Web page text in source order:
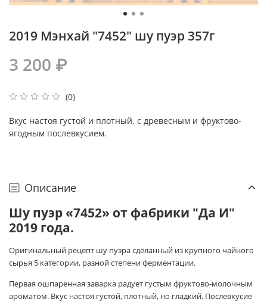
2019 Мэнхай "7452" шу пуэр 357г
(0)
3 200 ₽
Вкус настоя густой и плотный, с древесным и фруктово-
ягодным послевкусием.
Описание
Шу пуэр «7452» от фабрики "Да И"
2019 года.
Оригинальный рецепт шу пуэра сделанный из крупного чайного
сырья 5 категории, разной степени ферментации.
Первая ошпаренная заварка радует густым фруктово-молочным
ароматом. Вкус настоя густой, плотный, но гладкий. Послевкусие